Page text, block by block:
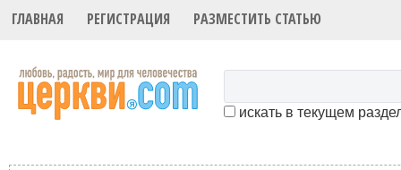
ГЛАВНАЯ РЕГИСТРАЦИЯ РАЗМЕСТИТЬ СТАТЬЮ
искать в текущем